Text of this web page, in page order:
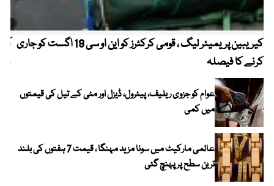
کیریبین پریمیئر لیگ ، قومی کرکٹرز کو این او سی 19 اگست کو جاری
کرنے کا فیصلہ
عوام کو جزوی ریلیف، پیٹرول، ڈیزل اور مٹی کے تیل کی قیمتوں
میں کمی
عالمی مارکیٹ میں سونا مزید مہنگا ، قیمت 7 ہفتوں کی بلند
ترین سطح پر پہنچ گئی